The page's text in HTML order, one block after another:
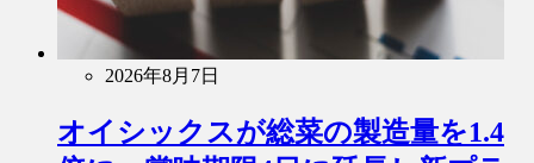
2026年8月7日
オイシックスが総菜の製造量を1.4